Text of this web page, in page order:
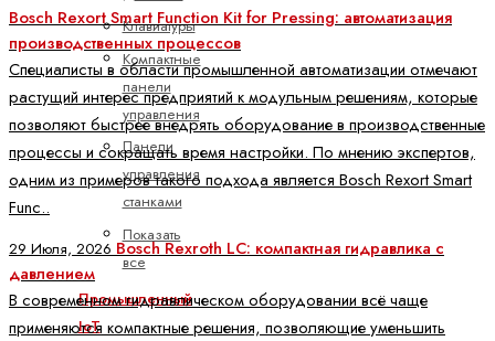
Клавиатуры
Компактные
панели
управления
Панели
управления
станками
Показать
все
Промышленный
IoT
Bosch Rexort Smart Function Kit for Pressing: автоматизация
производственных процессов
Специалисты в области промышленной автоматизации отмечают
растущий интерес предприятий к модульным решениям, которые
позволяют быстрее внедрять оборудование в производственные
процессы и сокращать время настройки. По мнению экспертов,
одним из примеров такого подхода является Bosch Rexort Smart
Func..
29 Июля, 2026 Bosch Rexroth LC: компактная гидравлика с
давлением
В современном гидравлическом оборудовании всё чаще
применяются компактные решения, позволяющие уменьшить